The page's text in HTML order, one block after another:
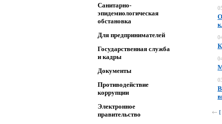
Санитарно-
эпидемиологическая
обстановка
Для предпринимателей
Государственная служба
и кадры
Документы
Противодействие
коррупции
Электронное
правительство